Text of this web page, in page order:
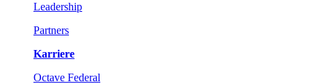
Leadership
Partners
Karriere
Octave Federal